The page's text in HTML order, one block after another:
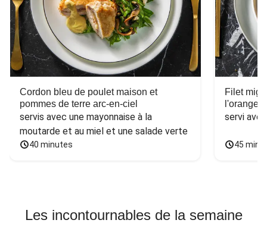
Cordon bleu de poulet maison et
pommes de terre arc-en-ciel
servis avec une mayonnaise à la
moutarde et au miel et une salade verte
40 minutes
Filet
l'orange
servi
45
Les incontournables de la semaine